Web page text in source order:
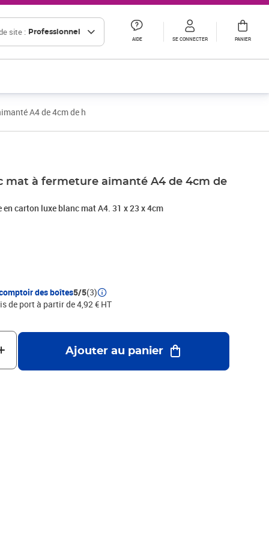
site : Professionnel
AIDE SE CONNECTER PANIER
A4 de 4cm de h
mat à fermeture aimanté A4 de 4cm de
carton luxe blanc mat A4. 31 x 23 x 4cm
des boîtes5/5(3)
de port à partir de 4,92 € HT
Ajouter au panier